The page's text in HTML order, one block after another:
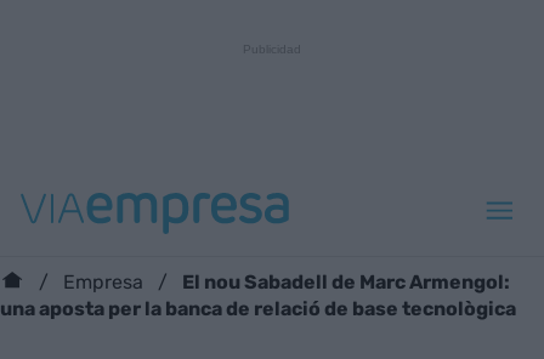
Empresa
El nou Sabadell de Marc Armengol:
una aposta per la banca de relació de base tecnològica